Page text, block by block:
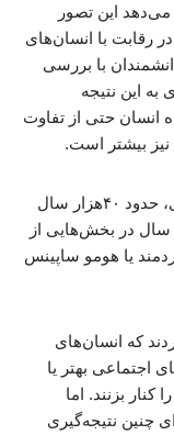
این تصور
رقابت با انسان‌های
با بررسی
این نتیجه
انسان حتی از تفاوت
نیز بیشتر است.
نئاندرتال‌ها، خویشاوندان نزدیک انسان امروزی، حدود ۴۰هزار سال
سال در بخش‌هایی از
یا هومو ساپینس
که انسان‌های
اجتماعی بهتر یا
کنار بزنند. اما
چنین نتیجه‌گیری‌